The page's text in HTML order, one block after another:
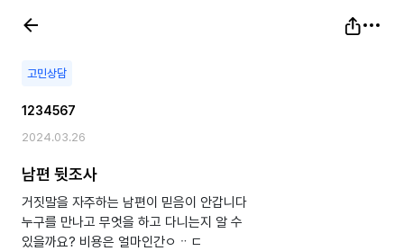
고민상담
1234567
2024.03.26
남편 뒷조사
거짓말을 자주하는 남편이 믿음이 안갑니다
누구를 만나고 무엇을 하고 다니는지 알 수
있을까요? 비용은 얼마인간ㅇᆢㄷ